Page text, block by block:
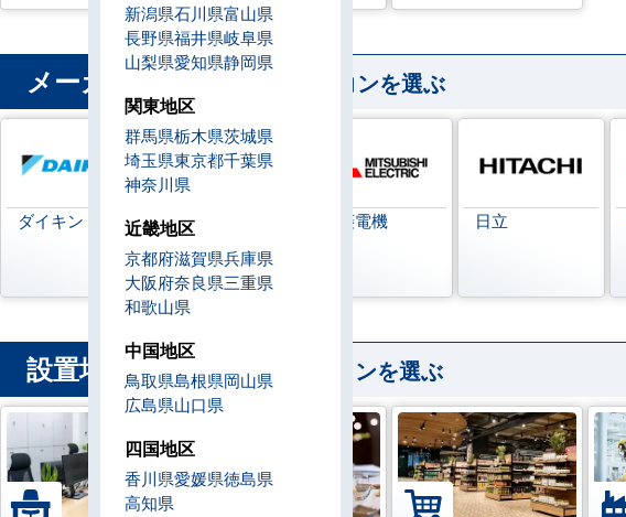
メーカー から業務用エアコンを選ぶ
ダイキン
日本キヤリア
(旧:東芝キヤリ
ア)
三菱電機 日立
設置場所 から業務用エアコンを選ぶ
新潟県石川県富山県
長野県福井県岐阜県
山梨県愛知県静岡県
関東地区
群馬県栃木県茨城県
埼玉県東京都千葉県
神奈川県
近畿地区
京都府滋賀県兵庫県
大阪府奈良県三重県
和歌山県
中国地区
鳥取県島根県岡山県
広島県山口県
四国地区
香川県愛媛県徳島県
高知県